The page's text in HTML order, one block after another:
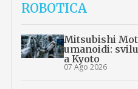
ROBOTICA
Mitsubishi
umanoidi:
a Kyoto
07 Ago 2026